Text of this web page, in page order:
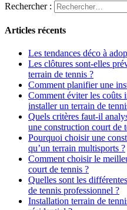
Rechercher :
Articles récents
Les tendances déco à
Les clôtures sont-elles
terrain de tennis ?
Comment planifier une
Comment éviter les coûts
installer un terrain de
Quels critères faut-il
une construction court de
Pourquoi choisir une
qu’un terrain multisports ?
Comment choisir le
court de tennis ?
Quelles sont les
de tennis professionnel ?
Installation terrain de